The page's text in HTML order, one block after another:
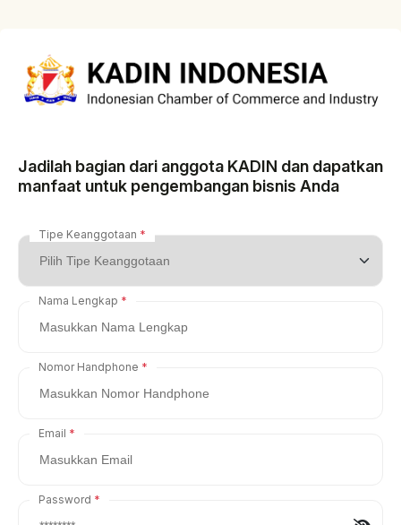
Jadilah bagian dari anggota KADIN dan dapatkan
manfaat untuk pengembangan bisnis Anda
Tipe Keanggotaan
Nama Lengkap
Nomor Handphone
Email
Password